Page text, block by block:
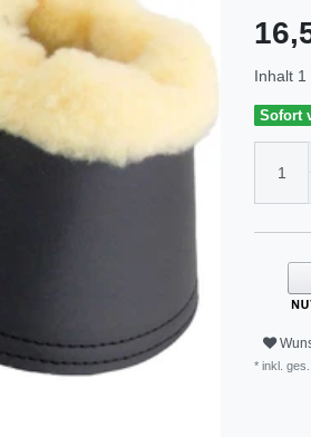
Inhalt 1
Sofort
* inkl. ges.